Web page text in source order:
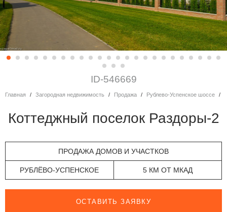
ID-546669
Главная Загородная недвижимость Продажа Рублево-Успенское шоссе
Коттеджный поселок Раздоры-2
ПРОДАЖА ДОМОВ И УЧАСТКОВ
РУБЛЁВО-УСПЕНСКОЕ 5 КМ ОТ МКАД
ОСТАВИТЬ ЗАЯВКУ